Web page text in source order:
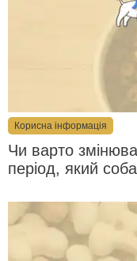
Корисна інформація
Чи варто
період, який